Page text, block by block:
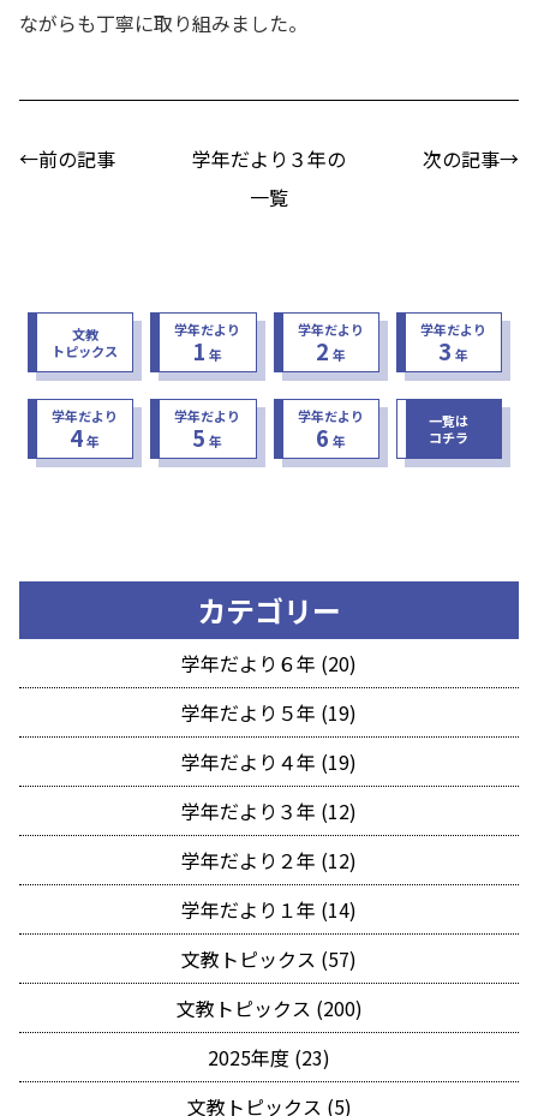
ながらも丁寧に取り組みました。
←前の記事
学年だより３年の
一覧
次の記事→
文教
トピックス
学年だより
1 年
学年だより
2 年
学年だより
3 年
学年だより
4年
学年だより
5 年
学年だより
6 年
一覧は
コチラ
カテゴリー
学年だより６年 (20)
学年だより５年 (19)
学年だより４年 (19)
学年だより３年 (12)
学年だより２年 (12)
学年だより１年 (14)
文教トピックス (57)
文教トピックス (200)
2025年度 (23)
文教トピックス (5)